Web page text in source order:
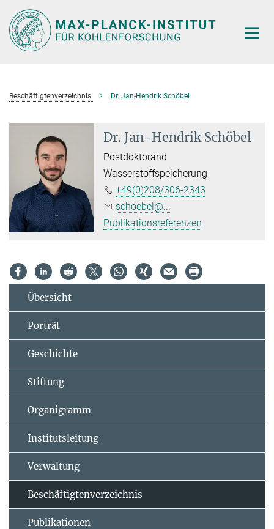
Hauptinhalt
Beschäftigtenverzeichnis Dr. Jan-Hendrik Schöbel
Dr. Jan-Hendrik Schöbel
Postdoktorand
Wasserstoffspeicherung
+49(0)208/306-2343
schoebel@...
Publikationsreferenzen
Übersicht
Porträt
Geschichte
Stiftung
Organigramm
Institutsleitung
Verwaltung
Beschäftigtenverzeichnis
Publikationen